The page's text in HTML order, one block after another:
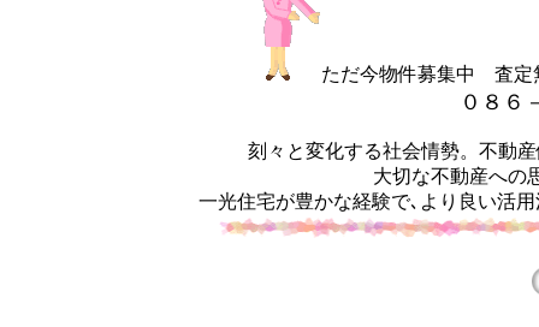
ただ今物件募集中 査定
０８６
刻々と変化する社会情勢。不動
大切な不動産への
一光住宅が豊かな経験で､より良い活